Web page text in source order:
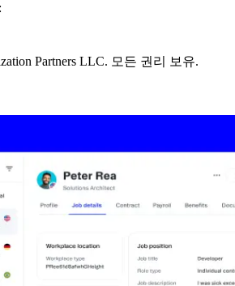
Partners LLC. 모든 권리 보유.​​